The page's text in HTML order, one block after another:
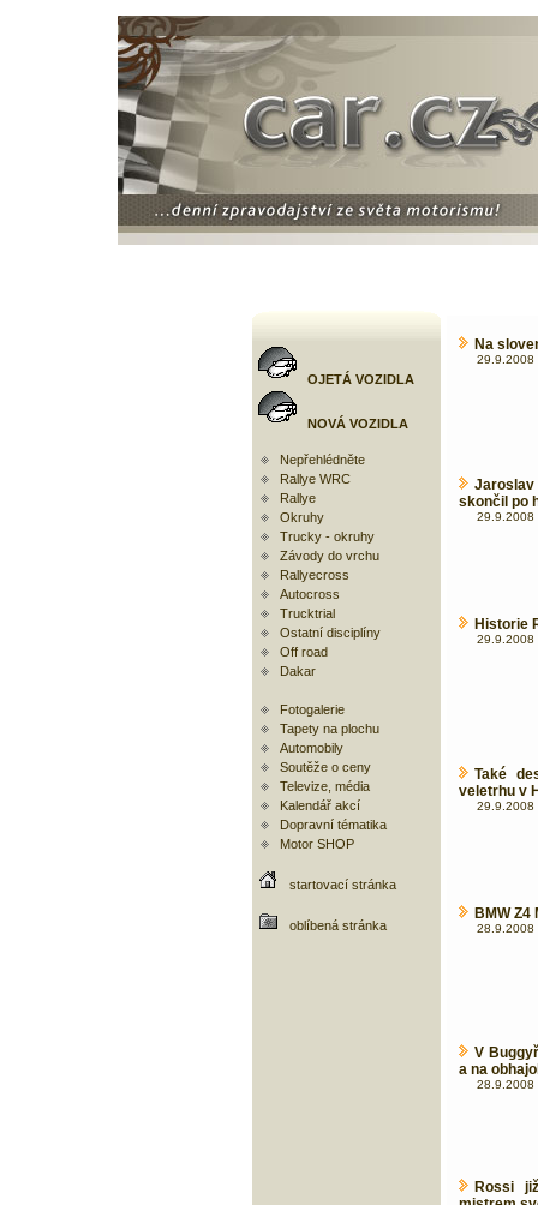
OJETÁ VOZIDLA
NOVÁ VOZIDLA
Nepřehlédněte
Rallye WRC
Rallye
Okruhy
Trucky - okruhy
Závody do vrchu
Rallyecross
Autocross
Trucktrial
Ostatní disciplíny
Off road
Dakar
Fotogalerie
Tapety na plochu
Automobily
Soutěže o ceny
Televize, média
Kalendář akcí
Dopravní tématika
Motor SHOP
startovací stránka
oblíbená stránka
Na
29.9.2008
skončil po
29.9.2008
Historie
29.9.2008
Také
veletrhu v
29.9.2008
BMW
28.9.2008
V
a na
28.9.2008
Rossi